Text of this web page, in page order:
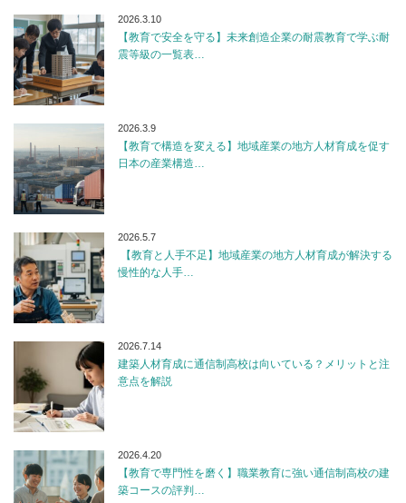
2026.3.10
【教育で安全を守る】未来創造企業の耐震教育で学ぶ耐
震等級の一覧表…
2026.3.9
【教育で構造を変える】地域産業の地方人材育成を促す
日本の産業構造…
2026.5.7
【教育と人手不足】地域産業の地方人材育成が解決する
慢性的な人手…
2026.7.14
建築人材育成に通信制高校は向いている？メリットと注
意点を解説
2026.4.20
【教育で専門性を磨く】職業教育に強い通信制高校の建
築コースの評判…